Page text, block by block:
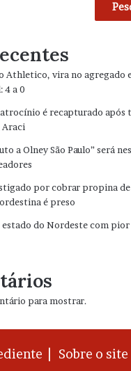
Athletico, vira no agregado e
4 a 0
é recapturado após
Araci
a Olney São Paulo” será
por cobrar propina
é preso
estado do Nordeste com
para mostrar.
| Sobre o site